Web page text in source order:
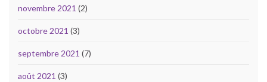
novembre 2021 (2)
octobre 2021 (3)
septembre 2021 (7)
août 2021 (3)